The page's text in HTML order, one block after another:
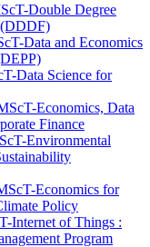
Double Degree
(DDDF)
Data and Economics
Data Science for
Economics, Data
Finance
Environmental
Economics for
Policy
Internet of Things :
Program